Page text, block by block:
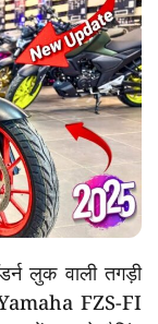
लुक वाली तगड़ी
FZS-FI